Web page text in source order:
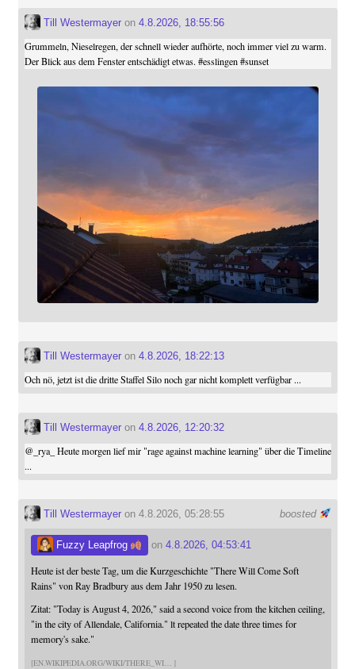
Till Westermayeron 4.8.2026, 18:55:56
Grummeln, Nieselregen, der schnell wieder aufhörte, noch immer viel zu warm.
Der Blick aus dem Fenster entschädigt etwas. #esslingen #sunset
Till Westermayeron 4.8.2026, 18:22:13
Och nö, jetzt ist die dritte Staffel Silo noch gar nicht komplett verfügbar ...
Till Westermayeron 4.8.2026, 12:20:32
@ _rya_ Heute morgen lief mir "rage against machine learning" über die Timeline
...
boosted
Till Westermayeron 4.8.2026, 05:28:55
Fuzzy Leapfrog on4.8.2026, 04:53:41
Heute ist der beste Tag, um die Kurzgeschichte "There Will Come Soft
Rains" von Ray Bradbury aus dem Jahr 1950 zu lesen.
Zitat: "Today is August 4, 2026," said a second voice from the kitchen ceiling,
"in the city of Allendale, California." lt repeated the date three times for
memory's sake."
EN.WIKIPEDIA.ORG/WIKI/THERE_WI